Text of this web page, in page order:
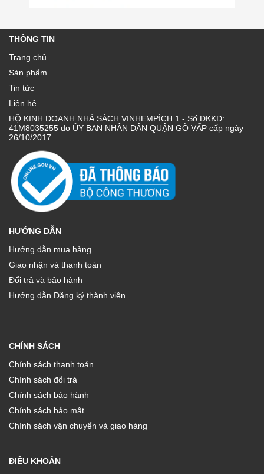
THÔNG TIN
Trang chủ
Sản phẩm
Tin tức
Liên hệ
HỘ KINH DOANH NHÀ SÁCH VINHEMPÍCH 1 - Số ĐKKD:
41M8035255 do ỦY BAN NHÂN DÂN QUẬN GÒ VẤP cấp ngày
26/10/2017
HƯỚNG DẪN
Hướng dẫn mua hàng
Giao nhận và thanh toán
Đổi trả và bảo hành
Hướng dẫn Đăng ký thành viên
CHÍNH SÁCH
Chính sách thanh toán
Chính sách đổi trả
Chính sách bảo hành
Chính sách bảo mật
Chính sách vận chuyển và giao hàng
ĐIỀU KHOẢN